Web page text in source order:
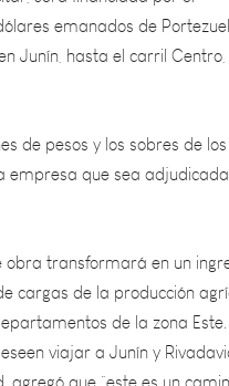
y los sobres de los
que sea adjudicada,
en un ingreso y
de la producción
de la zona Este.
viajar a Junín y
que “este es un